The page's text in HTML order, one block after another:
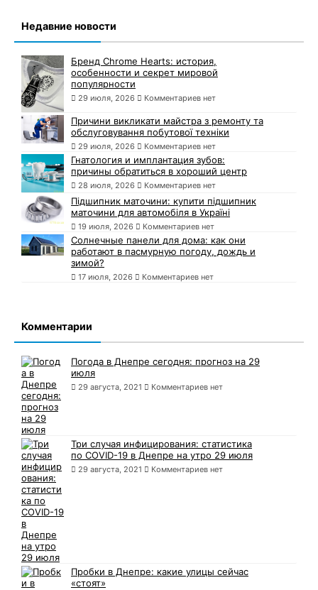
Недавние новости
Бренд Chrome Hearts: история,
особенности и секрет мировой
популярности
29 июля, 2026 Комментариев нет
Причини викликати майстра з ремонту та
обслуговування побутової техніки
29 июля, 2026 Комментариев нет
Гнатология и имплантация зубов:
причины обратиться в хороший центр
28 июля, 2026 Комментариев нет
Підшипник маточини: купити підшипник
маточини для автомобіля в Україні
19 июля, 2026 Комментариев нет
Солнечные панели для дома: как они
работают в пасмурную погоду, дождь и
зимой?
17 июля, 2026 Комментариев нет
Комментарии
Погода в Днепре сегодня: прогноз на 29
июля
29 августа, 2021 Комментариев нет
Три случая инфицирования: статистика
по COVID-19 в Днепре на утро 29 июля
29 августа, 2021 Комментариев нет
Пробки в Днепре: какие улицы сейчас
«стоят»